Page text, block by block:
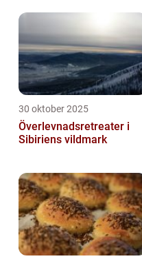
30 oktober 2025
Överlevnadsretreater i
Sibiriens vildmark